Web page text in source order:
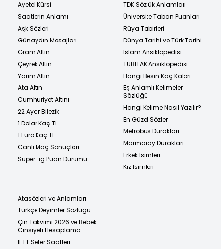
Ayetel Kürsi
Saatlerin Anlamı
Aşk Sözleri
Günaydın Mesajları
Gram Altın
Çeyrek Altın
Yarım Altın
Ata Altın
Cumhuriyet Altını
22 Ayar Bilezik
1 Dolar Kaç TL
1 Euro Kaç TL
Canlı Maç Sonuçları
Süper Lig Puan Durumu
TDK Sözlük Anlamları
Üniversite Taban Puanları
Rüya Tabirleri
Dünya Tarihi ve Türk Tarihi
İslam Ansiklopedisi
TÜBİTAK Ansiklopedisi
Hangi Besin Kaç Kalori
Eş Anlamlı Kelimeler
Sözlüğü
Hangi Kelime Nasıl Yazılır?
En Güzel Sözler
Metrobüs Durakları
Marmaray Durakları
Erkek İsimleri
Kız İsimleri
Atasözleri ve Anlamları
Türkçe Deyimler Sözlüğü
Çin Takvimi 2026 ve Bebek
Cinsiyeti Hesaplama
İETT Sefer Saatleri